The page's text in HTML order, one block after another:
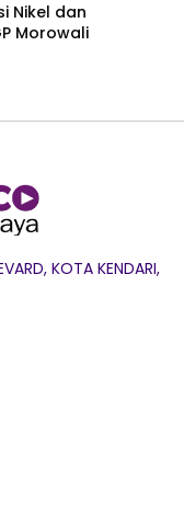
Nikel dan
Morowali
KOTA KENDARI,